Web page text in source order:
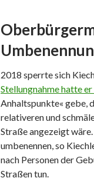
2018 sperrte sich
Stellungnahme hatte
Anhaltspunkte« gebe,
relativeren und
Straße angezeigt
umbenennen, so
nach Personen der
Straßen tun.